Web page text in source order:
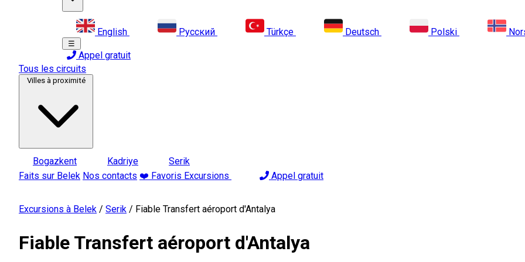
English Русский Türkçe Deutsch Polski
☰
Appel gratuit
Tous les circuits
Villes à proximité
Bogazkent Kadriye
Serik
Faits sur Belek Nos contacts ❤️ Favoris Excursions Appel gratuit
Excursions à Belek / Serik / Fiable Transfert aéroport d'Antalya
Fiable Transfert aéroport d'Antalya